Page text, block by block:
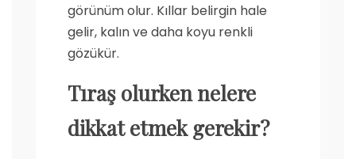
görünüm olur. Kıllar belirgin hale
gelir, kalın ve daha koyu renkli
gözükür.
Tıraş olurken nelere
dikkat etmek gerekir?